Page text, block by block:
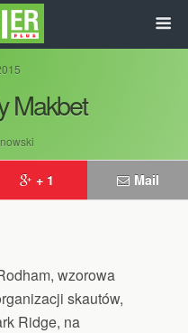
Makbet
+ 1 Mail
wzorowa
skautów,
Ridge, na